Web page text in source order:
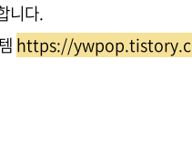
니다.
https://